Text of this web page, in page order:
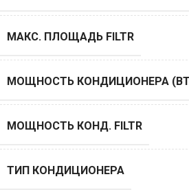
МАКС. ПЛОЩАДЬ FILTR
МОЩНОСТЬ КОНДИЦИОНЕРА
МОЩНОСТЬ КОНД. FILTR
ТИП КОНДИЦИОНЕРА